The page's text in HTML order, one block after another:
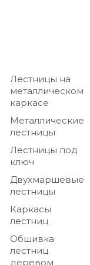
Лестницы на
металлическом
каркасе
Металлические
лестницы
Лестницы под
ключ
Двухмаршевые
лестницы
Каркасы
лестниц
Обшивка
лестниц
деревом